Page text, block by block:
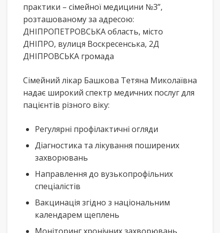
практики – сімейної медицини №3”,
розташованому за адресою:
ДНІПРОПЕТРОВСЬКА область, місто
ДНІПРО, вулиця Воскресенська, 2Д
ДНІПРОВСЬКА громада
Сімейний лікар Башкова Тетяна Миколаївна
надає широкий спектр медичних послуг для
пацієнтів різного віку:
Регулярні профілактичні огляди
Діагностика та лікування поширених
захворювань
Направлення до вузькопрофільних
спеціалістів
Вакцинація згідно з національним
календарем щеплень